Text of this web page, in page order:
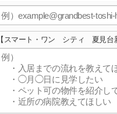
【スマート・ワン シティ 夏見台